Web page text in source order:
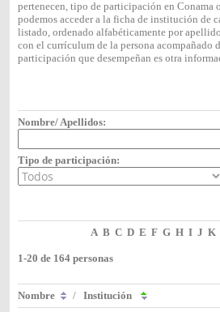
pertenecen, tipo de participación en
podemos acceder a la ficha de institución de
listado, ordenado alfabéticamente por
con el currículum de la persona
participación que desempeñan es otra
Nombre/ Apellidos:
Tipo de participación:
A B C D E F G H I J K
1-20 de 164 personas
Nombre / Institución